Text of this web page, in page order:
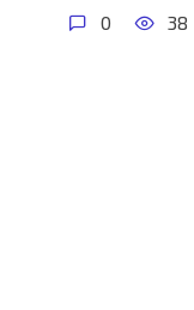
0 38